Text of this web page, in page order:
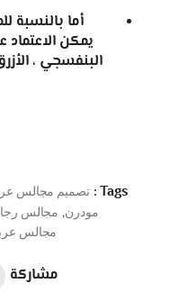
أما بالنسبة
يمكن الاعتماد
البنفسجي ،
Tags : تصميم مجالس
مودرن, مجالس
مجالس
مشاركة